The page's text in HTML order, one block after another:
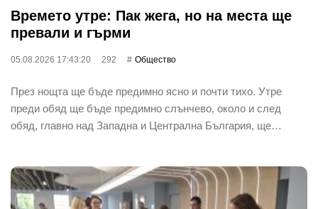
Времето утре: Пак жега, но на места ще
превали и гърми
05.08.2026 17:43:20 292 Общество
През нощта ще бъде предимно ясно и почти тихо. Утре
преди обяд ще бъде предимно слънчево, около и след
обяд, главно над Западна и Централна България, ще…